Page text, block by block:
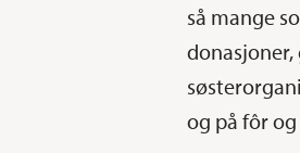
så mange
og på fôr